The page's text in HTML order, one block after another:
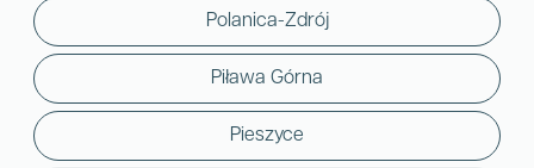
Polanica-Zdrój
Piława Górna
Pieszyce